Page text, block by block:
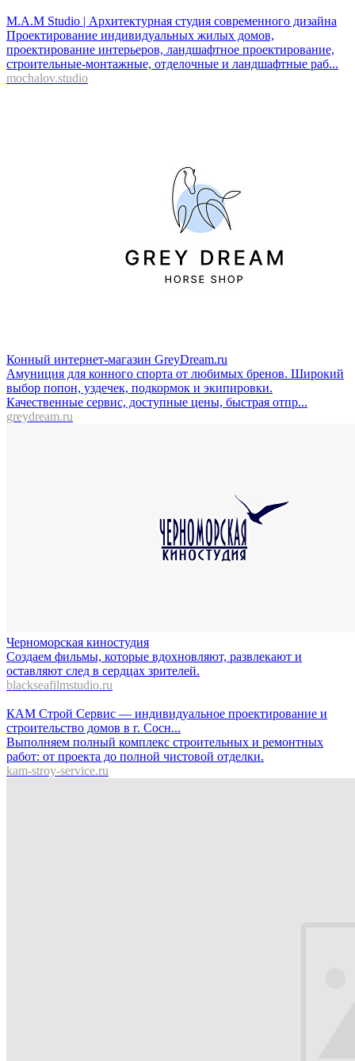
M.A.M Studio | Архитектурная студия современного дизайна
Проектирование индивидуальных жилых домов,
проектирование интерьеров, ландшафтное проектирование,
строительные-монтажные, отделочные и ландшафтные раб...
mochalov.studio
Конный интернет-магазин GreyDream.ru
Амуниция для конного спорта от любимых бренов. Широкий
выбор попон, уздечек, подкормок и экипировки.
Качественные сервис, доступные цены, быстрая отпр...
greydream.ru
Черноморская киностудия
Создаем фильмы, которые вдохновляют, развлекают и
оставляют след в сердцах зрителей.
blackseafilmstudio.ru
КАМ Строй Сервис — индивидуальное проектирование и
строительство домов в г. Сосн...
Выполняем полный комплекс строительных и ремонтных
работ: oт проекта дo полной чистовой отделки.
kam-stroy-service.ru